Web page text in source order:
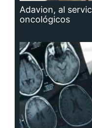
Adavion, al
oncológicos